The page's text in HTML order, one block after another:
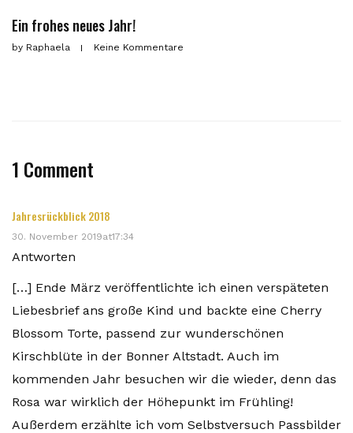
Ein frohes neues Jahr!
by Raphaela Keine Kommentare
1 Comment
Jahresrückblick 2018
30. November 2019at17:34
Antworten
[…] Ende März veröffentlichte ich einen verspäteten
Liebesbrief ans große Kind und backte eine Cherry
Blossom Torte, passend zur wunderschönen
Kirschblüte in der Bonner Altstadt. Auch im
kommenden Jahr besuchen wir die wieder, denn das
Rosa war wirklich der Höhepunkt im Frühling!
Außerdem erzählte ich vom Selbstversuch Passbilder